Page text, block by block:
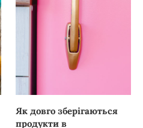
Як довго зберігаються
продукти в